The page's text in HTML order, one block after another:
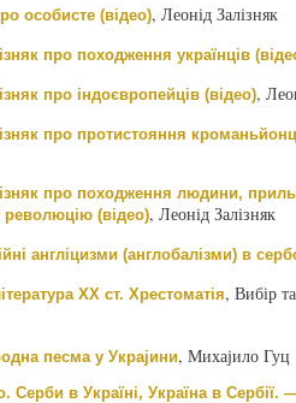
особисте (відео), Леонід Залізняк
про походження українців
про індоєвропейців (відео),
про протистояння
про походження людини,
революцію (відео), Леонід Залізняк
англіцизми (англобалізми) в
ХХ ст. Хрестоматія, Вибір
песма у Украјини, Михајило Гуц
Серби в Україні, Україна в